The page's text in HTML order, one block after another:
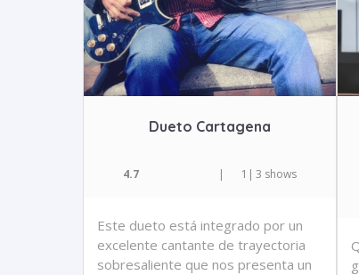
Dueto Cartagena
4.7 | 1 | 3 shows
Este dueto está integrado por un
excelente cantante de trayectoria
sobresaliente que nos presenta un